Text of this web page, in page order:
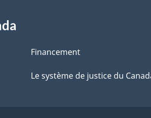
Financement
Le système de justice du